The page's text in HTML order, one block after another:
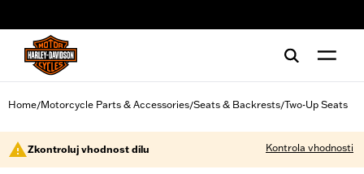
Home/Motorcycle Parts & Accessories/Seats & Backrests/Two-Up Seats
Zkontroluj vhodnost dílu Kontrola vhodnosti